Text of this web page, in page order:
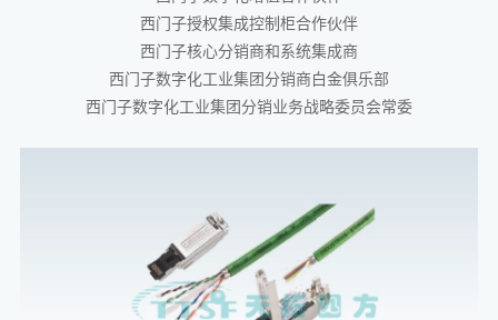
西门子授权集成控制柜合作伙伴
西门子核心分销商和系统集成商
西门子数字化工业集团分销商白金俱乐部
西门子数字化工业集团分销业务战略委员会常委